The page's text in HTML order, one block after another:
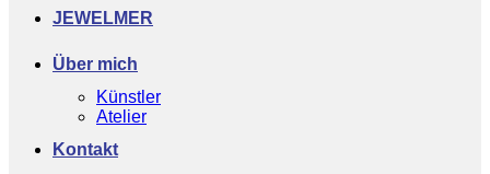
JEWELMER
Über mich
Künstler
Atelier
Kontakt